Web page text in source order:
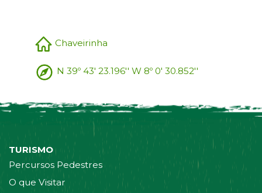
Chaveirinha
N 39º 43' 23.196'' W 8º 0' 30.852''
TURISMO
Percursos Pedestres
O que Visitar